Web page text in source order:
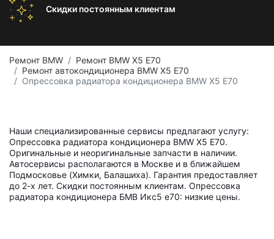
Скидки постоянным клиентам
Ремонт BMW
Ремонт BMW X5 E70
Ремонт автокондиционера BMW X5 E70
Опрессовка радиатора кондиционера BMW X5 E70
Наши специализированные сервисы предлагают услугу:
Опрессовка радиатора кондиционера BMW X5 E70.
Оригинальные и неоригинальные запчасти в наличии.
Автосервисы располагаются в Москве и в ближайшем
Подмосковье (Химки, Балашиха). Гарантия предоставляет
до 2-х лет. Скидки постоянным клиентам. Опрессовка
радиатора кондиционера БМВ Икс5 е70: низкие цены.